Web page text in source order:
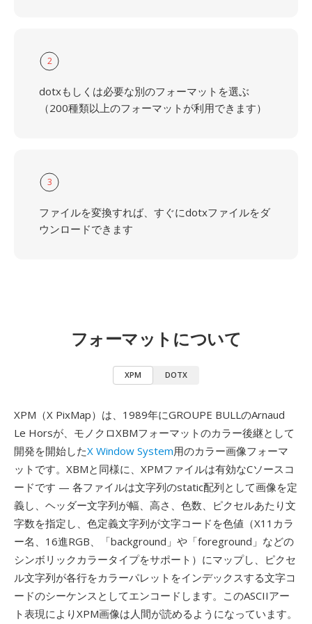
2
dotxもしくは必要な別のフォーマットを選ぶ
（200種類以上のフォーマットが利用できます）
3
ファイルを変換すれば、すぐにdotxファイルをダ
ウンロードできます
フォーマットについて
XPM DOTX
XPM（X PixMap）は、1989年にGROUPE BULLのArnaud
Le Horsが、モノクロXBMフォーマットのカラー後継として
開発を開始したX Window System用のカラー画像フォーマ
ットです。XBMと同様に、XPMファイルは有効なCソースコ
ードです — 各ファイルは文字列のstatic配列として画像を定
義し、ヘッダー文字列が幅、高さ、色数、ピクセルあたり文
字数を指定し、色定義文字列が文字コードを色値（X11カラ
ー名、16進RGB、「background」や「foreground」などの
シンボリックカラータイプをサポート）にマップし、ピクセ
ル文字列が各行をカラーパレットをインデックスする文字コ
ードのシーケンスとしてエンコードします。このASCIIアー
ト表現によりXPM画像は人間が読めるようになっています。